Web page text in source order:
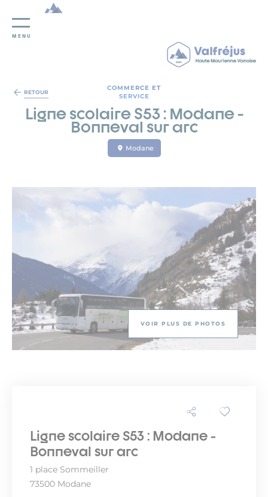
Panneau de gestion des cookies
MENU
RETOUR
COMMERCE ET
SERVICE
Ligne scolaire S53 : Modane -
Bonneval sur arc
Modane
VOIR PLUS DE PHOTOS
Ligne scolaire S53 : Modane -
Bonneval sur arc
1 place Sommeiller
73500 Modane